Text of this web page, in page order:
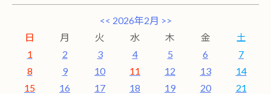
<< 2026年2月 >>
日
月 火 水 木 金
土
1
2 3 4 5 6
7
8
9 10 11 12 13
14
15
16 17 18 19 20
21